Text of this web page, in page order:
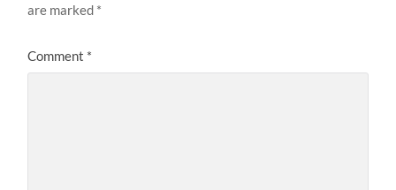
are marked *
Comment *